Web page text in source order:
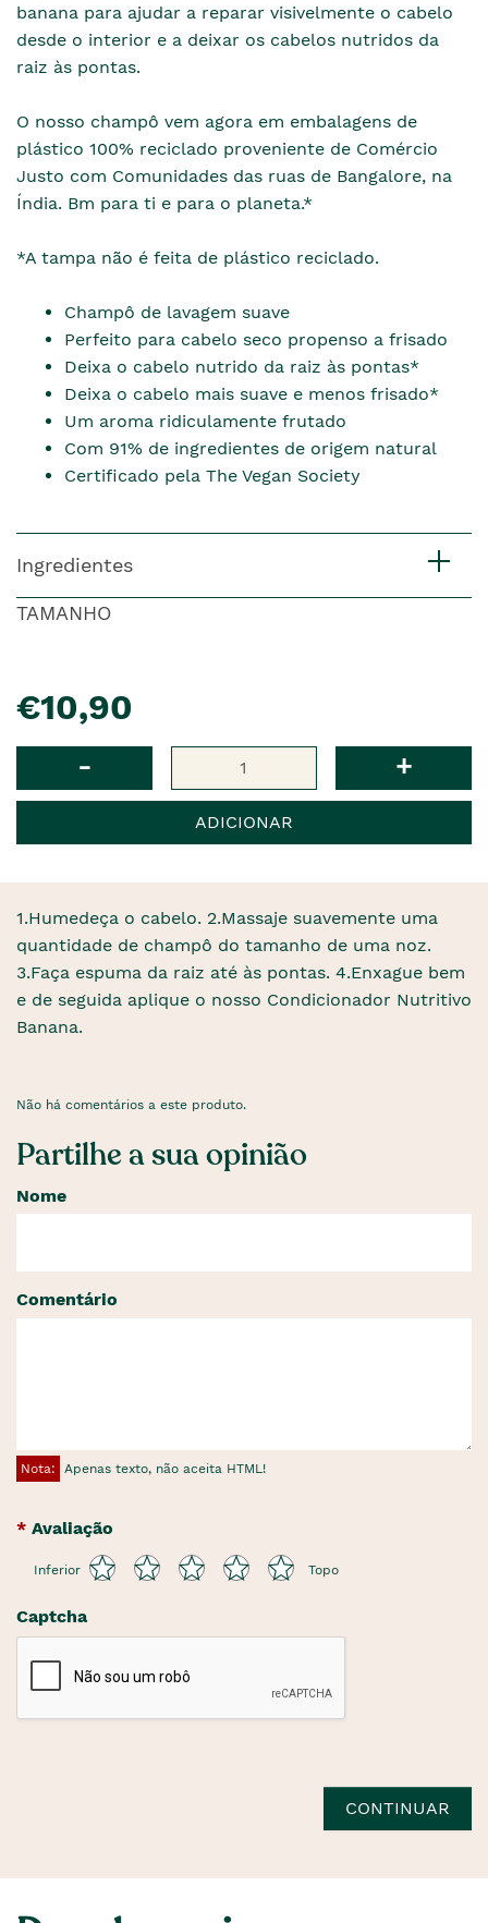
banana para ajudar a reparar visivelmente o cabelo
desde o interior e a deixar os cabelos nutridos da
raiz às pontas.
O nosso champô vem agora em embalagens de
plástico 100% reciclado proveniente de Comércio
Justo com Comunidades das ruas de Bangalore, na
Índia. Bm para ti e para o planeta.*
*A tampa não é feita de plástico reciclado.
Champô de lavagem suave
Perfeito para cabelo seco propenso a frisado
Deixa o cabelo nutrido da raiz às pontas*
Deixa o cabelo mais suave e menos frisado*
Um aroma ridiculamente frutado
Com 91% de ingredientes de origem natural
Certificado pela The Vegan Society
Ingredientes
TAMANHO
€10,90
- +
ADICIONAR
1.Humedeça o cabelo. 2.Massaje suavemente uma
quantidade de champô do tamanho de uma noz.
3.Faça espuma da raiz até às pontas. 4.Enxague bem
e de seguida aplique o nosso Condicionador Nutritivo
Banana.
Não há comentários a este produto.
Partilhe a sua opinião
Nome
Comentário
Nota: Apenas texto, não aceita HTML!
Avaliação
Inferior Topo
Captcha
CONTINUAR